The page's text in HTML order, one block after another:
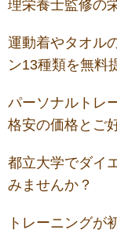
理栄養士監修の
運動着やタオル
ン13種類を無料
パーソナルトレ
格安の価格とご
都立大学でダイ
みませんか？
トレーニングが